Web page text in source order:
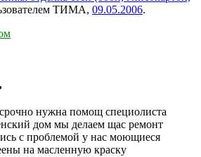
ТИМА, 09.05.2006.
нужна помощ специолиста
дом мы делаем щас ремонт
с проблемой у нас моющиеся
на масленную краску